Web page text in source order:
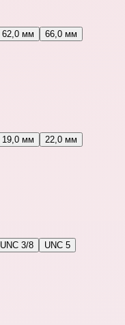
62,0 мм
66,0 мм
19,0 мм
22,0 мм
UNC 3/8
UNC 5